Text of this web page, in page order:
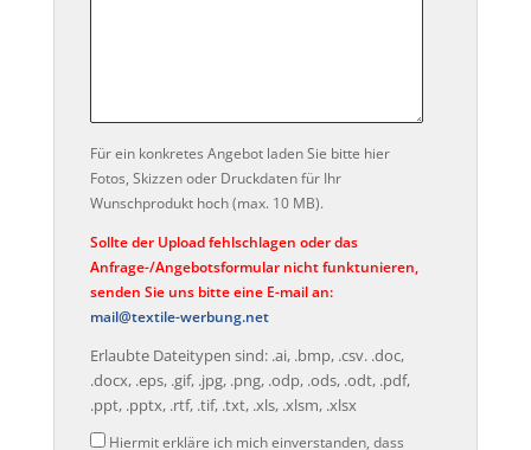
Für ein konkretes Angebot laden Sie bitte hier
Fotos, Skizzen oder Druckdaten für Ihr
Wunschprodukt hoch (max. 10 MB).
Sollte der Upload fehlschlagen oder das
Anfrage-/Angebotsformular nicht funktunieren,
senden Sie uns bitte eine E-mail an:
mail@textile-werbung.net
Erlaubte Dateitypen sind: .ai, .bmp, .csv. .doc,
.docx, .eps, .gif, .jpg, .png, .odp, .ods, .odt, .pdf,
.ppt, .pptx, .rtf, .tif, .txt, .xls, .xlsm, .xlsx
Datenschutz
Hiermit erkläre ich mich einverstanden, dass